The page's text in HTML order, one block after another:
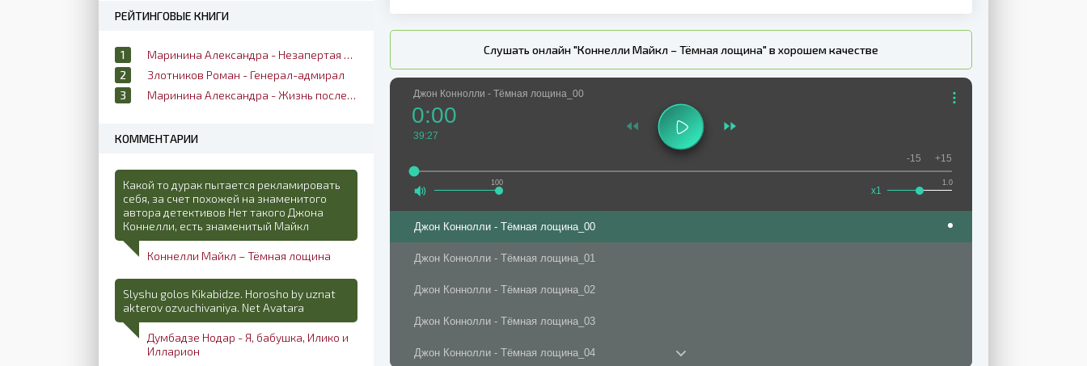
Слушать онлайн "Коннелли Майкл – Тёмная лощина" в хорошем качестве
Джон Коннолли - Тёмная лощина_00
100
0:00
39:27
1.0
x1
-15 +15
Джон Коннолли - Тёмная лощина_00
Джон Коннолли - Тёмная лощина_01
Джон Коннолли - Тёмная лощина_02
Джон Коннолли - Тёмная лощина_03
Джон Коннолли - Тёмная лощина_04
РЕЙТИНГОВЫЕ КНИГИ
Маринина Александра - Незапертая дверь
Злотников Роман - Генерал-адмирал
Маринина Александра - Жизнь после жизни
КОММЕНТАРИИ
Какой то дурак пытается рекламировать
себя, за счет похожей на знаменитого
автора детективов Нет такого Джона
Коннелли, есть знаменитый Майкл
Коннелли Майкл – Тёмная лощина
Slyshu golos Kikabidze. Horosho by uznat
akterov ozvuchivaniya. Net Avatara
Думбадзе Нодар - Я, бабушка, Илико и
Илларион